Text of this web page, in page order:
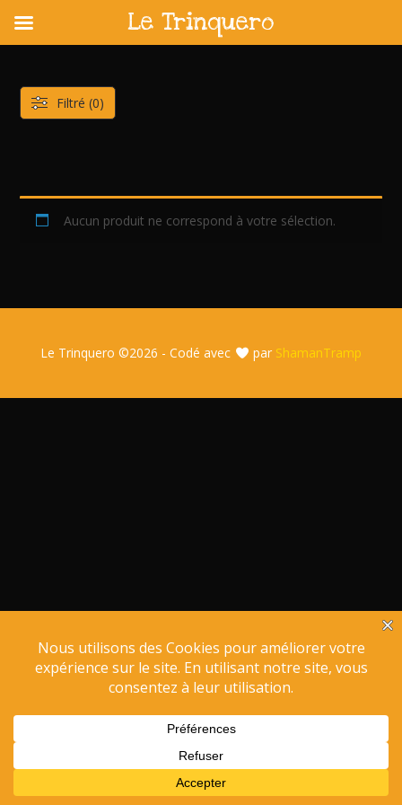
content
Aucun produit ne correspond à votre sélection.
Filtré (0)
Le Trinquero ©2026 - Codé avec par ShamanTramp
Le Trinquero